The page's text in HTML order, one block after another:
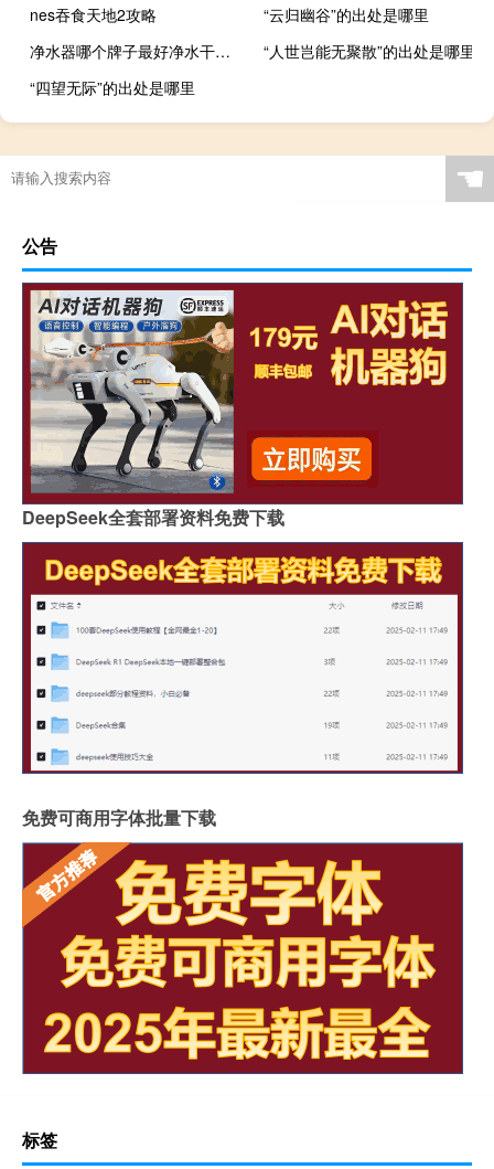
nes吞食天地2攻略
“云归幽谷”的出处是哪里
净水器哪个牌子最好净水干净（净水器哪个牌子最好）
“人世岂能无聚散”的出处是哪里
“四望无际”的出处是哪里
☚
公告
DeepSeek全套部署资料免费下载
免费可商用字体批量下载
标签